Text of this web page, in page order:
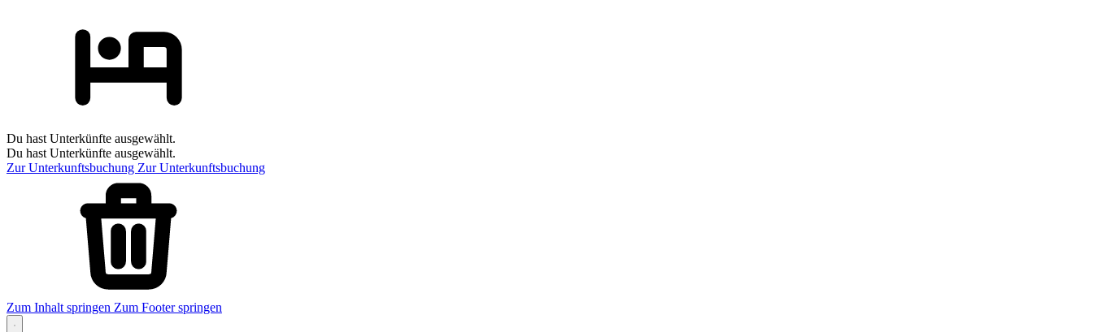
Du hast Unterkünfte ausgewählt.
Du hast Unterkünfte ausgewählt.
Zur Unterkunftsbuchung Zur Unterkunftsbuchung
Zum Inhalt springen Zum Footer springen